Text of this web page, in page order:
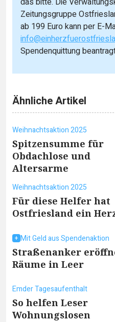
Zeitungsgruppe
ab 199 Euro kann per E-
Spendenquittung
Ähnliche Artikel
Weihnachtsaktion 2025
Spitzensumme für
Obdachlose und
Altersarme
Weihnachtsaktion 2025
Für diese Helfer hat
Ostfriesland ein
Mit Geld aus Spendenaktion
Straßenanker
Räume in Leer
Emder Tagesaufenthalt
So helfen Leser
Wohnungslosen